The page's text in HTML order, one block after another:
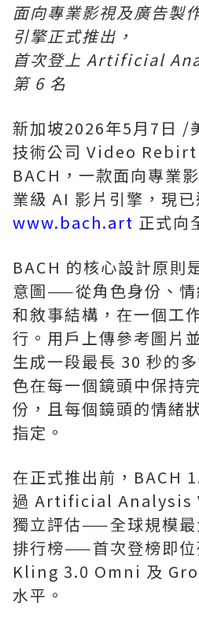
面向專業影視及廣告製
引擎正式推出，
首次登上 Artificial
第 6 名
新加坡2026年5月7日 /
技術公司 Video
BACH，一款面向專業
業級 AI 影片引擎，現已
www.bach.art 正式向
BACH 的核心設計原則
意圖——從角色身份、情
和敘事結構，在一個工
行。用戶上傳參考圖片
生成一段最長 30 秒的
色在每一個鏡頭中保持
份，且每個鏡頭的情緒
指定。
在正式推出前，BACH
過 Artificial Analysis
獨立評估——全球規模
排行榜——首次登榜即
Kling 3.0 Omni 及
水平。